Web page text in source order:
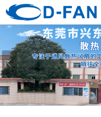
网站首页
关于香蕉APP下载安装污免费
公司简介
董事长寄语
发展历程
公司优势
企业文化
荣誉资质
企业风采
仪器设备
视频中心
产品中心